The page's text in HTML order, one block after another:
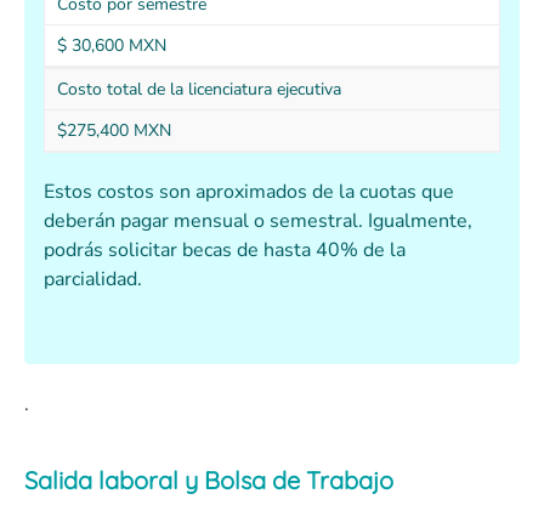
Costo por semestre
$ 30,600 MXN
Costo total de la licenciatura ejecutiva
$275,400 MXN
Estos costos son aproximados de la cuotas que
deberán pagar mensual o semestral. Igualmente,
podrás solicitar becas de hasta 40% de la
parcialidad.
.
Salida laboral y Bolsa de Trabajo